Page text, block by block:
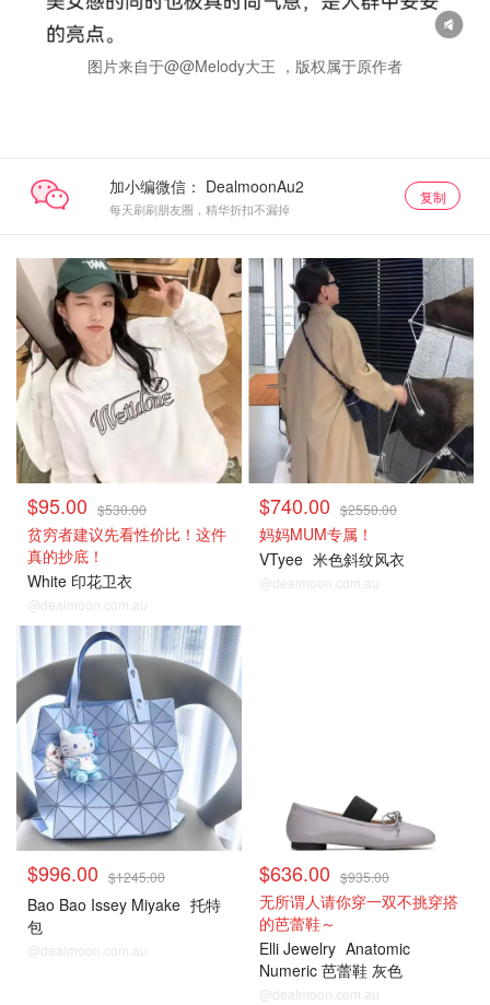
图片来自于@@Melody大王 ，版权属于原作者
加小编微信：
每天刷刷朋友圈，精华折扣不漏掉
复制
$95.00 $530.00
贫穷者建议先看性价比！这件
真的抄底！
White 印花卫衣
@dealmoon.com.au
$740.00 $2550.00
妈妈MUM专属！
VTyee 米色斜纹风衣
@dealmoon.com.au
$996.00 $1245.00
Bao Bao Issey Miyake 托特
包
@dealmoon.com.au
$636.00 $935.00
无所谓人请你穿一双不挑穿搭
的芭蕾鞋～
Elli Jewelry Anatomic
Numeric 芭蕾鞋 灰色
@dealmoon.com.au